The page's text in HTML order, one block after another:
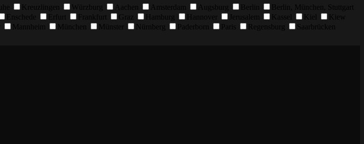
Kreuzlingen Würzburg Aachen Amsterdam Augsburg Berlin
Berlin, München, Stuttgart
Enschede Erfurt Frankfurt Graz Hamburg Hannover Jerusalem Kassel Kiel
Kiew
Mannheim München Münster Nürnberg Paderborn Paris Regensburg
Saarbrücken